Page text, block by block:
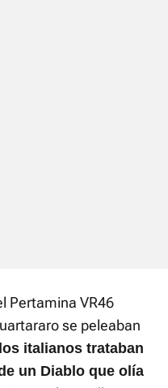
Pertamina VR46
se peleaban
italianos trataban
un Diablo que olía